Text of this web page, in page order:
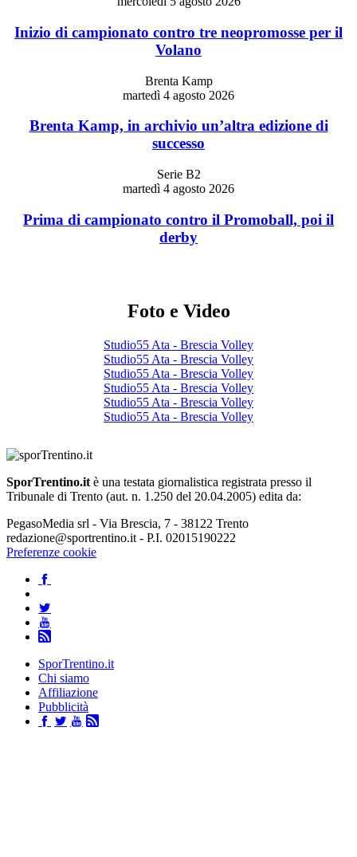
Inizio di campionato contro tre neopromosse per il
Volano
Brenta Kamp
martedì 4 agosto 2026
Brenta Kamp, in archivio un’altra edizione di
successo
Serie B2
martedì 4 agosto 2026
Prima di campionato contro il Promoball, poi il
derby
Foto e Video
Studio55 Ata - Brescia Volley
Studio55 Ata - Brescia Volley
Studio55 Ata - Brescia Volley
Studio55 Ata - Brescia Volley
Studio55 Ata - Brescia Volley
Studio55 Ata - Brescia Volley
SporTrentino.it è una testata giornalistica registrata presso il
Tribunale di Trento (aut. n. 1.250 del 20.04.2005) edita da:
PegasoMedia srl - Via Brescia, 7 - 38122 Trento
redazione@sportrentino.it - P.I. 02015190222
Preferenze cookie
SporTrentino.it
Chi siamo
Affiliazione
Pubblicità